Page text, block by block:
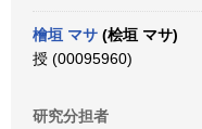
檜垣 マサ (桧垣 マサ)
授 (00095960)
研究分担者